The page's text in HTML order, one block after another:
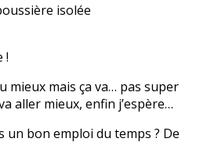
isolée
!
mieux mais ça va… pas super
aller mieux, enfin j’espère…
un bon emploi du temps ? De